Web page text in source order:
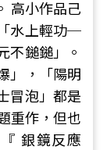
高小作品己
水上輕功─
不鎚鎚」。
」，「陽明
冒泡」都是
重作，但也
銀鏡反應